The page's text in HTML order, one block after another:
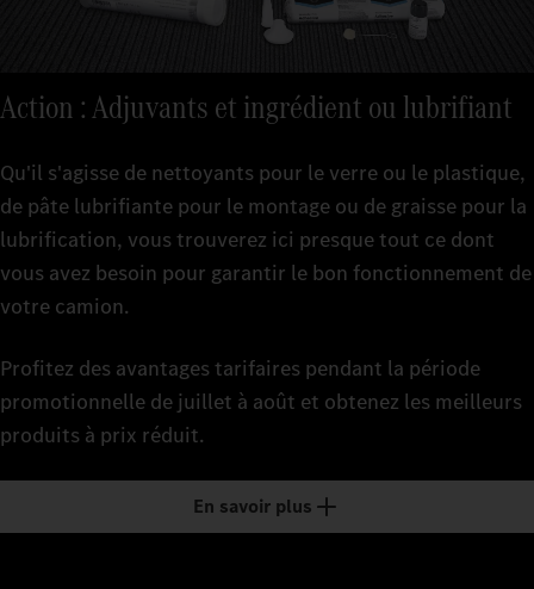
Action : Adjuvants et ingrédient ou lubrifiant
Qu'il s'agisse de nettoyants pour le verre ou le plastique,
de pâte lubrifiante pour le montage ou de graisse pour la
lubrification, vous trouverez ici presque tout ce dont
vous avez besoin pour garantir le bon fonctionnement de
votre camion.
Profitez des avantages tarifaires pendant la période
promotionnelle de juillet à août et obtenez les meilleurs
produits à prix réduit.
En savoir plus